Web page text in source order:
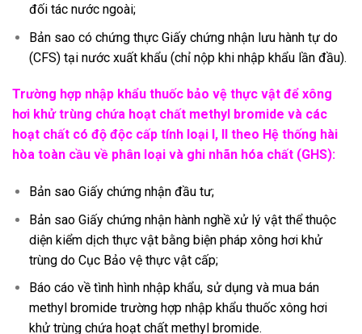
đối tác nước ngoài;
Bản sao có chứng thực Giấy chứng nhận lưu hành tự do
(CFS) tại nước xuất khẩu (chỉ nộp khi nhập khẩu lần đầu).
Trường hợp nhập khẩu thuốc bảo vệ thực vật để xông
hơi khử trùng chứa hoạt chất methyl bromide và các
hoạt chất có độ độc cấp tính loại I, II theo Hệ thống hài
hòa toàn cầu về phân loại và ghi nhãn hóa chất (GHS):
Bản sao Giấy chứng nhận đầu tư;
Bản sao Giấy chứng nhận hành nghề xử lý vật thể thuộc
diện kiểm dịch thực vật bằng biện pháp xông hơi khử
trùng do Cục Bảo vệ thực vật cấp;
Báo cáo về tình hình nhập khẩu, sử dụng và mua bán
methyl bromide trường hợp nhập khẩu thuốc xông hơi
khử trùng chứa hoạt chất methyl bromide.